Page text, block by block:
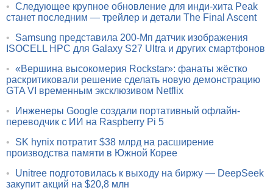
• Следующее крупное обновление для инди-хита Peak
станет последним — трейлер и детали The Final Ascent
•
Samsung представила 200-Мп датчик изображения
ISOCELL HPC для Galaxy S27 Ultra и других смартфонов
• «Вершина высокомерия Rockstar»: фанаты жёстко
раскритиковали решение сделать новую демонстрацию
GTA VI временным эксклюзивом Netflix
•
Инженеры Google создали портативный офлайн-
переводчик с ИИ на Raspberry Pi 5
•
SK hynix потратит $38 млрд на расширение
производства памяти в Южной Корее
•
Unitree подготовилась к выходу на биржу — DeepSeek
закупит акций на $20,8 млн